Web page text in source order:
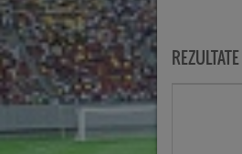
REZULTATE